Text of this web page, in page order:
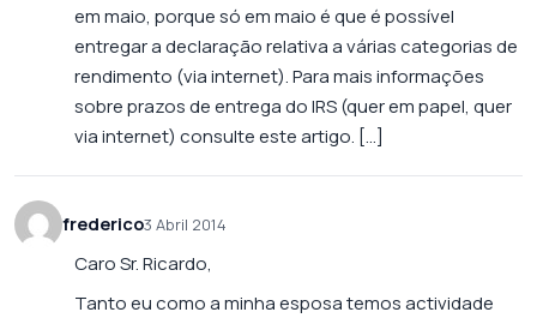
em maio, porque só em maio é que é possível
entregar a declaração relativa a várias categorias de
rendimento (via internet). Para mais informações
sobre prazos de entrega do IRS (quer em papel, quer
via internet) consulte este artigo. […]
frederico3 Abril 2014
Caro Sr. Ricardo,
Tanto eu como a minha esposa temos actividade